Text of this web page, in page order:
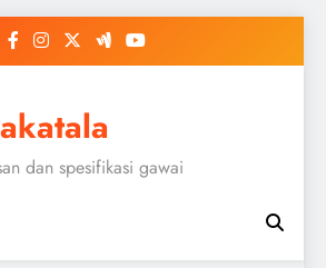
dan spesifikasi gawai